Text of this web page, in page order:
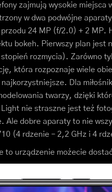
zajmują wysokie
w dwa podwójne
24 MP (f/2.0) + 2 MP.
bokeh. Pierwszy plan jest
rozmycia). Zarówno
która rozpoznaje wiele
Dla
twarzy, dzięki
Light nie straszne jest też
Ale dobre aparaty to nie
(4 rdzenie – 2,2 GHz i 4
to urządzenie możecie